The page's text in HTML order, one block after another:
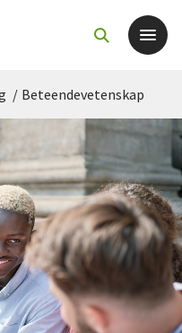
/ Beteendevetenskap